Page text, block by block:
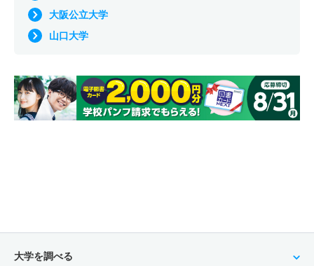
大阪公立大学
山口大学
大学を調べる